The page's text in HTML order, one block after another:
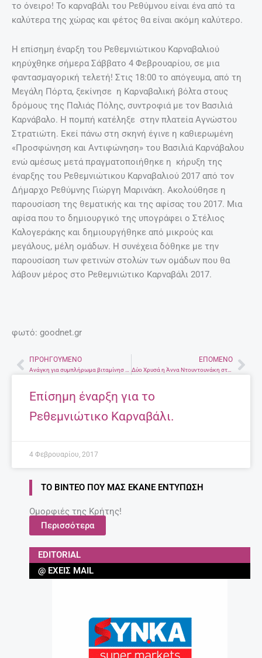
το όνειρο! Το καρναβάλι του Ρεθύμνου είναι ένα από τα
καλύτερα της χώρας και φέτος θα είναι ακόμη καλύτερο.
Η επίσημη έναρξη του Ρεθεμνιώτικου Καρναβαλιού
κηρύχθηκε σήμερα Σάββατο 4 Φεβρουαρίου, σε μια
φαντασμαγορική τελετή! Στις 18:00 το απόγευμα, από τη
Μεγάλη Πόρτα, ξεκίνησε η Καρναβαλική βόλτα στους
δρόμους της Παλιάς Πόλης, συντροφιά με τον Βασιλιά
Καρνάβαλο. Η πομπή κατέληξε στην πλατεία Αγνώστου
Στρατιώτη. Εκεί πάνω στη σκηνή έγινε η καθιερωμένη
«Προσφώνηση και Αντιφώνηση» του Βασιλιά Καρνάβαλου
ενώ αμέσως μετά πραγματοποιήθηκε η κήρυξη της
έναρξης του Ρεθεμνιώτικου Καρναβαλιού 2017 από τον
Δήμαρχο Ρεθύμνης Γιώργη Μαρινάκη. Ακολούθησε η
παρουσίαση της θεματικής και της αφίσας του 2017. Μια
αφίσα που το δημιουργικό της υπογράφει ο Στέλιος
Καλογεράκης και δημιουργήθηκε από μικρούς και
μεγάλους, μέλη ομάδων. Η συνέχεια δόθηκε με την
παρουσίαση των φετινών στολών των ομάδων που θα
λάβουν μέρος στο Ρεθεμνιώτικο Καρναβάλι 2017.
φωτό: goodnet.gr
PrevΠΡΟΗΓΟΎΜΕΝΟ
Ανάγκη για συμπλήρωμα βιταμίνησ D έχουν τα μωρά που θηλάζουν
ΕΠΌΜΕΝΟ
Δύο Χρυσά η Άννα Ντουντουνάκη στο Πανελλήνιο Πρωτάθλημα
Επίσημη έναρξη για το
Ρεθεμνιώτικο Καρναβάλι.
4 Φεβρουαρίου, 2017
ΤΟ ΒΊΝΤΕΟ ΠΟΥ ΜΑΣ ΈΚΑΝΕ ΕΝΤΎΠΩΣΗ
Ομορφιές της Κρήτης!
Περισσότερα
EDITORIAL
@ ΈΧΕΙΣ MAIL